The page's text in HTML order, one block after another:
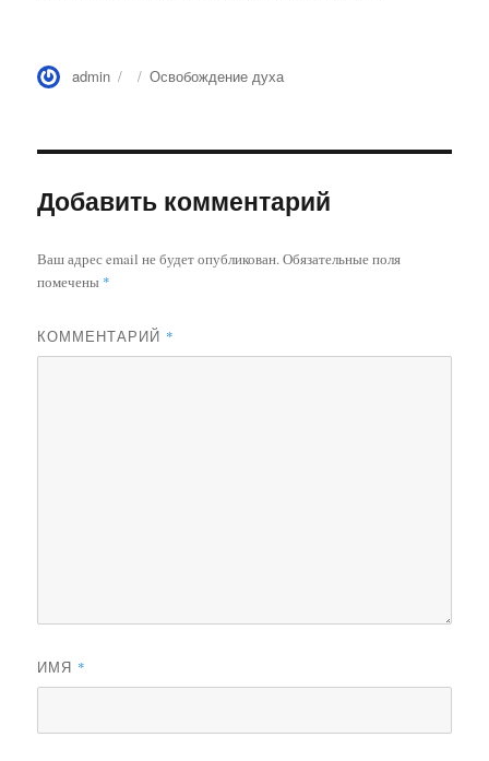
Автор
admin Опубликовано
Рубрики
Освобождение духа
Добавить комментарий
Ваш адрес email не будет опубликован.Обязательные поля
помечены *
КОММЕНТАРИЙ *
ИМЯ *